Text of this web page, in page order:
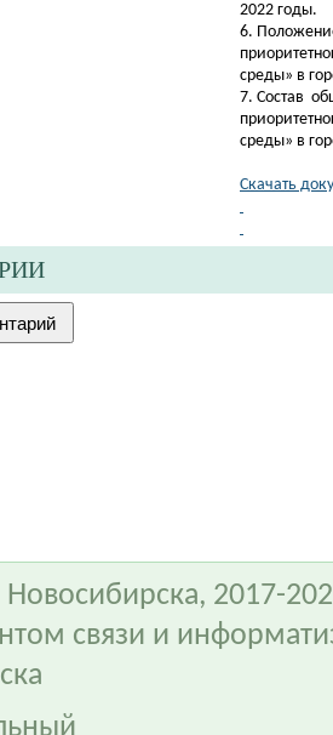
2022 годы.
6.
среды» в
7. Состав
среды» в
Скачать
2017-
связи и